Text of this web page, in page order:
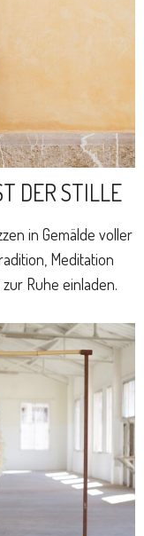
DER STILLE
in Gemälde voller
Meditation
Ruhe einladen.